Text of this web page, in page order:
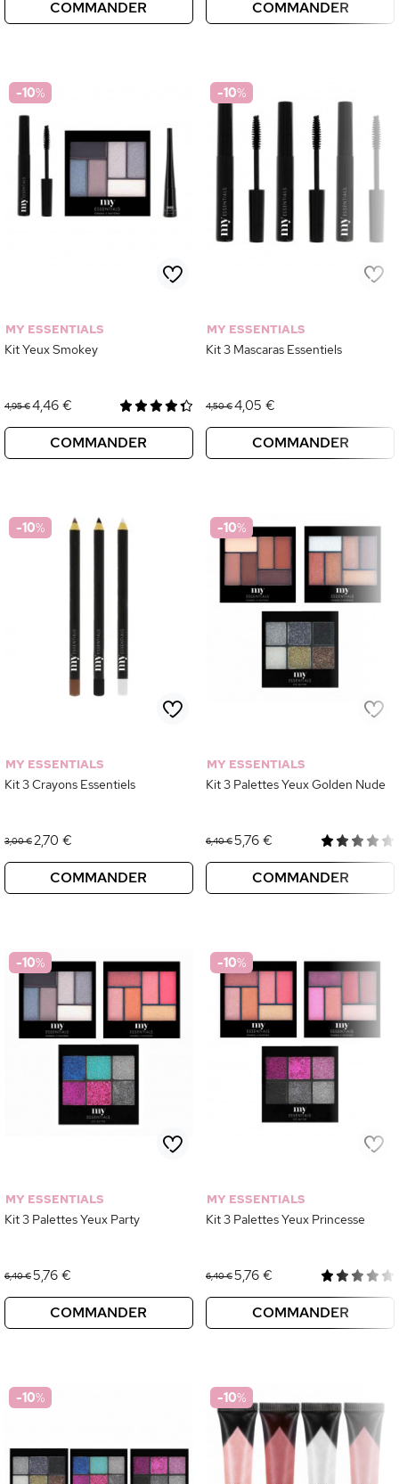
COMMANDER COMMANDER
-10%
MY ESSENTIALS
Kit Yeux Smokey
4,95 €4,46 €
COMMANDER
-10%
MY ESSENTIALS
Kit 3 Mascaras Essentiels
4,50 €4,05 €
COMMANDER
-10%
MY ESSENTIALS
Kit 3 Crayons Essentiels
3,00 €2,70 €
COMMANDER
-10%
MY ESSENTIALS
Kit 3 Palettes Yeux Golden Nude
6,40 €5,76 €
COMMANDER
-10%
MY ESSENTIALS
Kit 3 Palettes Yeux Party
6,40 €5,76 €
COMMANDER
-10%
MY ESSENTIALS
Kit 3 Palettes Yeux Princesse
6,40 €5,76 €
COMMANDER
-10% -10%